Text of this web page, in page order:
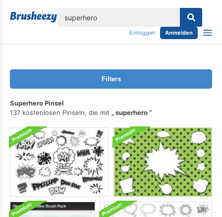
Einloggen Anmelden
Filters
Superhero Pinsel
137 kostenlosen Pinseln, die mit
superhero